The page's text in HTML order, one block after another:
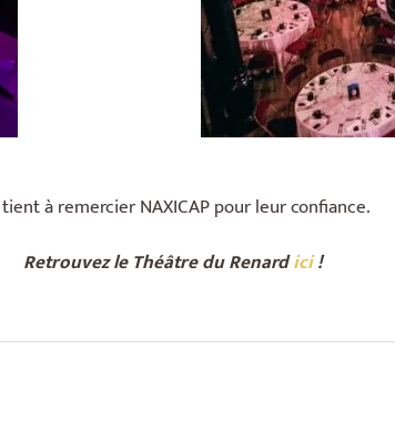
à remercier NAXICAP pour leur confiance.
Retrouvez le Théâtre du Renardici!